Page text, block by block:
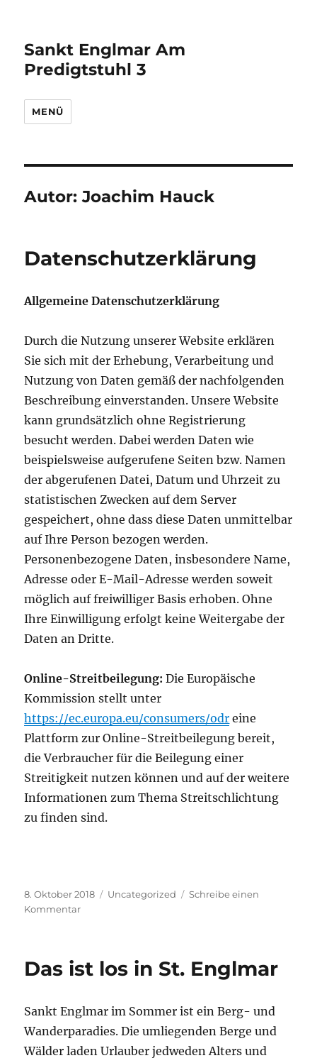
Sankt Englmar Am
Predigtstuhl 3
MENÜ
Autor:Joachim Hauck
Datenschutzerklärung
Allgemeine Datenschutzerklärung
Durch die Nutzung unserer Website erklären
Sie sich mit der Erhebung, Verarbeitung und
Nutzung von Daten gemäß der nachfolgenden
Beschreibung einverstanden. Unsere Website
kann grundsätzlich ohne Registrierung
besucht werden. Dabei werden Daten wie
beispielsweise aufgerufene Seiten bzw. Namen
der abgerufenen Datei, Datum und Uhrzeit zu
statistischen Zwecken auf dem Server
gespeichert, ohne dass diese Daten unmittelbar
auf Ihre Person bezogen werden.
Personenbezogene Daten, insbesondere Name,
Adresse oder E-Mail-Adresse werden soweit
möglich auf freiwilliger Basis erhoben. Ohne
Ihre Einwilligung erfolgt keine Weitergabe der
Daten an Dritte.
Online-Streitbeilegung:Die Europäische
Kommission stellt unter
https://ec.europa.eu/consumers/odr eine
Plattform zur Online-Streitbeilegung bereit,
die Verbraucher für die Beilegung einer
Streitigkeit nutzen können und auf der weitere
Informationen zum Thema Streitschlichtung
zu finden sind.
Veröffentlicht
am
8. Oktober 2018 Kategorien
Uncategorized
Schreibe einen
Kommentarzu
Das ist los in St. Englmar
Sankt Englmar im Sommer ist ein Berg- und
Wanderparadies. Die umliegenden Berge und
Wälder laden Urlauber jedweden Alters und